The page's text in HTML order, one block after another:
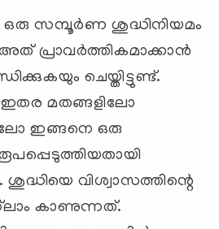
സമ്പൂര്‍ണ ശുദ്ധിനിയമം
പ്രാവര്‍ത്തികമാക്കാന്‍
ചെയ്തിട്ടുണ്ട്.
ഇതര മതങ്ങളിലോ
ഇങ്ങനെ ഒരു
വിശ്വാസത്തിന്റെ
കാണുന്നത്.